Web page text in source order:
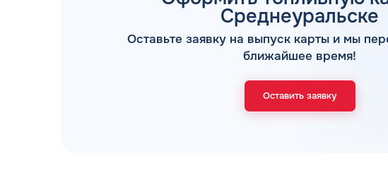
Среднеуральске
Оставьте заявку на выпуск карты и мы
ближайшее время!
Оставить заявкуМы